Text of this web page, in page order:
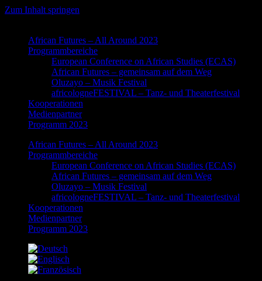
Zum Inhalt springen
African Futures – All Around 2023
Programmbereiche
European Conference on African Studies (ECAS)
African Futures – gemeinsam auf dem Weg
Oluzayo – Musik Festival
africologneFESTIVAL – Tanz- und Theaterfestival
Kooperationen
Medienpartner
Programm 2023
African Futures – All Around 2023
Programmbereiche
European Conference on African Studies (ECAS)
African Futures – gemeinsam auf dem Weg
Oluzayo – Musik Festival
africologneFESTIVAL – Tanz- und Theaterfestival
Kooperationen
Medienpartner
Programm 2023